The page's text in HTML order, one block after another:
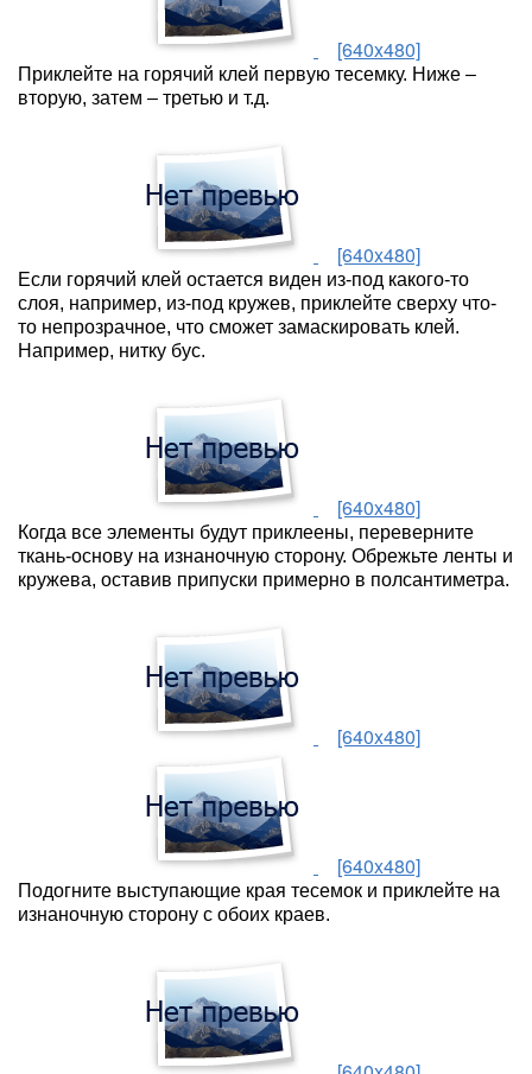
[640x480]
Приклейте на горячий клей первую тесемку. Ниже –
вторую, затем – третью и т.д.
[640x480]
Если горячий клей остается виден из-под какого-то
слоя, например, из-под кружев, приклейте сверху что-
то непрозрачное, что сможет замаскировать клей.
Например, нитку бус.
[640x480]
Когда все элементы будут приклеены, переверните
ткань-основу на изнаночную сторону. Обрежьте ленты и
кружева, оставив припуски примерно в полсантиметра.
[640x480]
[640x480]
Подогните выступающие края тесемок и приклейте на
изнаночную сторону с обоих краев.